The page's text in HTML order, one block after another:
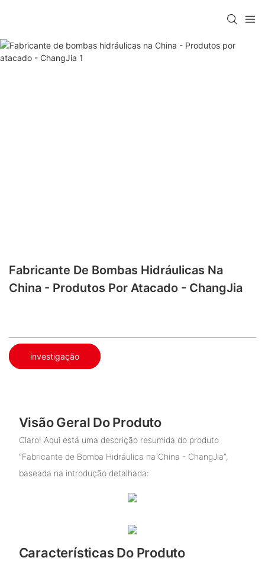
Fabricante De Bombas Hidráulicas Na
China - Produtos Por Atacado - ChangJia
investigação
Visão Geral Do Produto
Claro! Aqui está uma descrição resumida do produto
“Fabricante de Bomba Hidráulica na China - ChangJia”,
baseada na introdução detalhada:
Características Do Produto